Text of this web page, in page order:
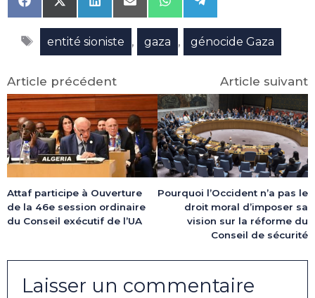
Share
on
Facebook
Share
on
X
(Twitter)
Share
on
LinkedIn
Share
on
Email
Share
on
WhatsApp
Share
on
Telegram
Étiquettes
entité sioniste , gaza , génocide Gaza
Article précédent
Attaf participe à Ouverture
de la 46e session ordinaire
du Conseil exécutif de l’UA
Article suivant
Pourquoi l’Occident n’a pas le
droit moral d’imposer sa
vision sur la réforme du
Conseil de sécurité
Laisser un commentaire